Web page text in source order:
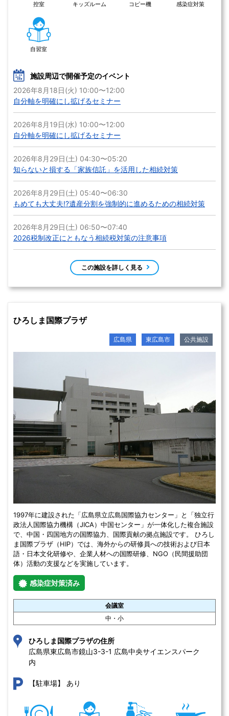
控室 キッズルーム コピー機 感染症対策
自習室
施設周辺で開催予定のイベント
2026年8月18日(火) 10:00〜12:00
自分軸を明確にし拡げるセミナー
2026年8月19日(水) 10:00〜12:00
自分軸を明確にし拡げるセミナー
2026年8月29日(土) 04:30〜05:20
知らないと損する「家族信託」を活用した相続対策
2026年8月29日(土) 05:40〜06:30
もめても大丈夫!?遺産分割を強制的に進めるための相続対策
2026年8月29日(土) 06:50〜07:40
2026税制改正にともなう相続税対策の注意事項
この施設を詳しく見る
ひろしま国際プラザ
広島県 東広島市 公共施設
1997年に建設された「広島県立広島国際協力センター」と「独立行
政法人国際協力機構（JICA）中国センター」が一体化した複合施設
で、中国・四国地方の国際協力、国際貢献の拠点施設です。 ひろし
ま国際プラザ（HIP）では、海外からの研修員への技術および日本
語・日本文化研修や、企業人材への国際研修、NGO（民間援助団
体）活動の支援などを実施しています。
感染症対策済み
会議室
中・小
ひろしま国際プラザの住所
広島県東広島市鏡山3-3-1 広島中央サイエンスパーク
内
【駐車場】 あり